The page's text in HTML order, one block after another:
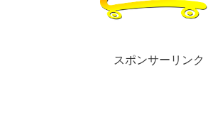
スポンサーリンク